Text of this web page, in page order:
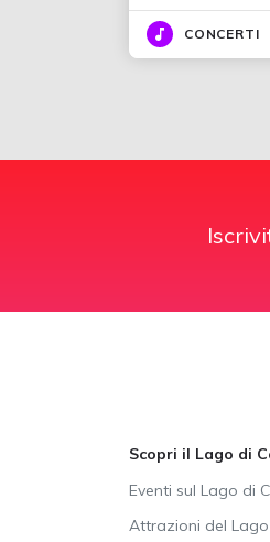
CONCERTI
Scopri il Lago di
Eventi sul Lago di
Attrazioni del